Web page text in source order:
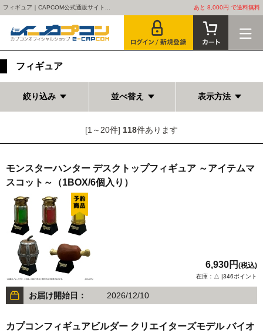
フィギュア｜CAPCOM公式通販サイト... あと 8,000円 で送料無料
フィギュア
絞り込み 並べ替え 表示方法
[1～20件] 118件あります
モンスターハンター デスクトップフィギュア ～アイテムマ
スコット～（1BOX/6個入り）
6,930円 (税込)
在庫：△ |346ポイント
お届け開始日： 2026/12/10
カプコンフィギュアビルダー クリエイターズモデル バイオ